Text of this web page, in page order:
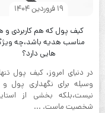
19 فروردین 1404
کیف پول که هم کاربردی و
مناسب‌ هدیه باشد،چه
هایی دارد؟
در دنیای امروز، کیف پول
وسیله برای نگهداری پول و
نیست،بلکه بخشی از
شخصیت ماست. ...